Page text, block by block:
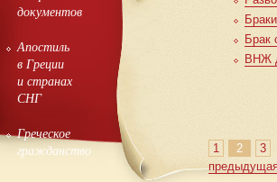
документов
Апостиль
в Греции
и странах
СНГ
Греческое
гражданство
Брак
ВНЖ
1 2
3